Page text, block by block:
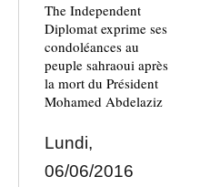
The Independent
Diplomat exprime ses
condoléances au
peuple sahraoui après
la mort du Président
Mohamed Abdelaziz
Lundi,
06/06/2016